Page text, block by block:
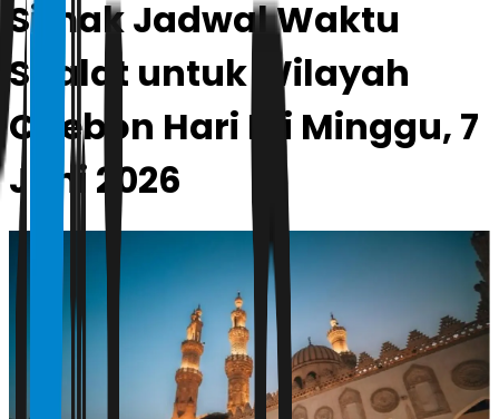
Simak Jadwal Waktu
Shalat untuk Wilayah
Cirebon Hari Ini Minggu, 7
Juni 2026